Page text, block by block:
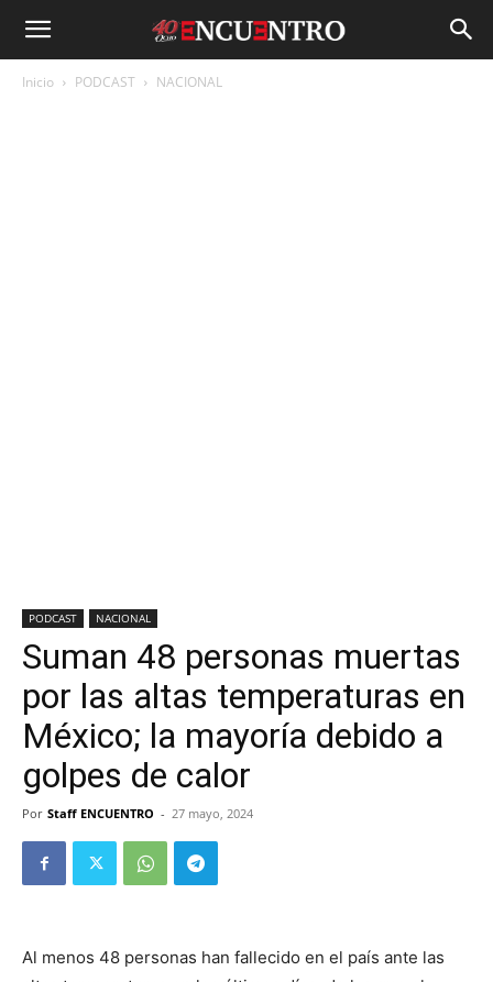
Inicio PODCAST NACIONAL
PODCAST NACIONAL
Suman 48 personas muertas
por las altas temperaturas en
México; la mayoría debido a
golpes de calor
Por Staff ENCUENTRO - 27 mayo, 2024
Al menos 48 personas han fallecido en el país ante las